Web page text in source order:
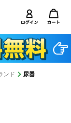
ンド 尿器